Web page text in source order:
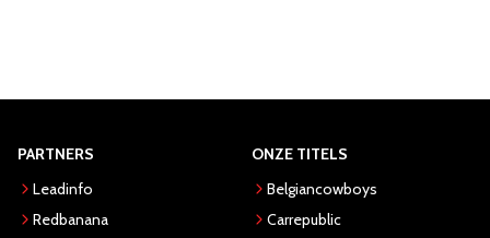
PARTNERS
Leadinfo
Redbanana
ONZE TITELS
Belgiancowboys
Carrepublic